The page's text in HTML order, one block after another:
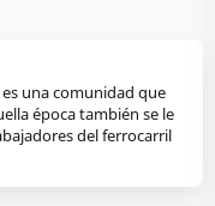
una comunidad que
época también se le
del ferrocarril